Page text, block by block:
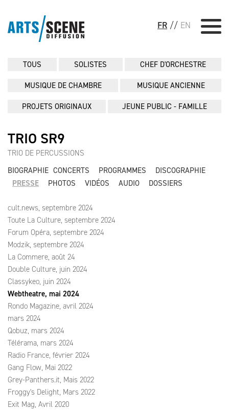
FR // EN
TOUS SOLISTES CHEF D'ORCHESTRE
MUSIQUE DE CHAMBRE MUSIQUE ANCIENNE
PROJETS ORIGINAUX JEUNE PUBLIC - FAMILLE
TRIO SR9
TRIO DE PERCUSSIONS
BIOGRAPHIE CONCERTS PROGRAMMES
DISCOGRAPHIE
PRESSE
PHOTOS VIDÉOS AUDIO DOSSIERS
cult.news, septembre 2024
Toute La Culture, septembre 2024
Forum Opéra, septembre 2024
Modzik, septembre 2024
La Commere, août 24
Double Culture, juin 2024
Classykeo, juin 2024
Webtheatre, mai 2024
Rondo Magazine, avril 2024
mars 2024
Qobuz, mars 2024
Télérama, mars 2024
Radio France, février 2024
Gang Flow, Mai 2022
Grey-Panthers.it, Mais 2022
Froggy's Delight, Mars 2022
Exit Mag, Avril 2020